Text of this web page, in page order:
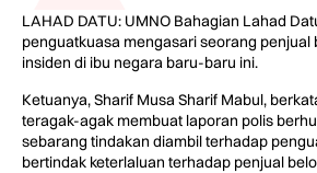
LAHAD DATU: UMNO Bahagian Lahad
penguatkuasa mengasari seorang penjual
insiden di ibu negara baru-baru ini.
Ketuanya, Sharif Musa Sharif Mabul,
teragak-agak membuat laporan polis
sebarang tindakan diambil terhadap
bertindak keterlaluan terhadap penjual